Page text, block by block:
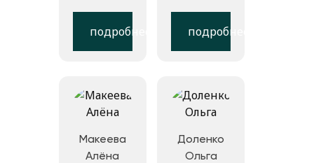
подробнее подробнее
Макеева
Алёна
Доленко
Ольга